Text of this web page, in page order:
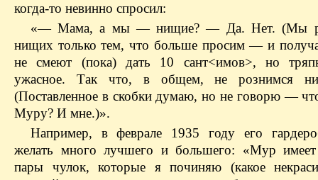
когда-то невинно спросил:
«— Мама, а мы — нищие? — Да. Нет. (Мы
нищих только тем, что больше просим — и
не смеют (пока) дать 10 сант<имов>, но
ужасное. Так что, в общем, не рознимся
(Поставленное в скобки думаю, но не говорю —
Муру? И мне.)».
Например, в феврале 1935 году его
желать много лучшего и большего: «Мур имеет
пары чулок, которые я починяю (какое